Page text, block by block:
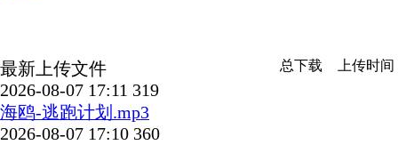
最新上传文件 上传时间
总下载
2026-08-07 17:11 319
海鸥-逃跑计划.mp3
2026-08-07 17:10 360